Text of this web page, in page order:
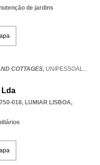
de jardins
COTTAGES, UNIPESSOAL...
Lda
018, LUMIAR LISBOA,